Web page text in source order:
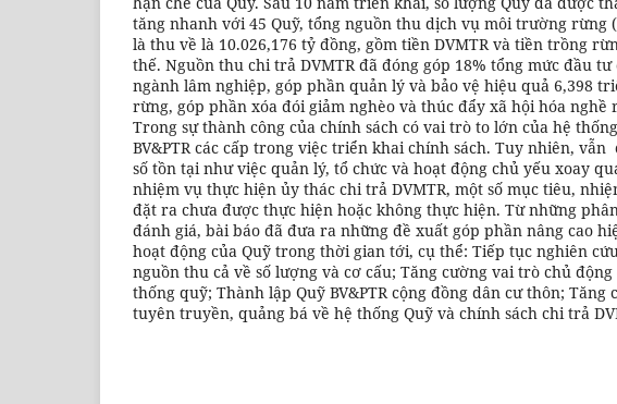
tăng nhanh với 45 Quỹ, tổng nguồn thu dịch vụ môi trường rừng
là thu về là 10.026,176 tỷ đồng, gồm tiền DVMTR và tiền trồng
thế. Nguồn thu chi trả DVMTR đã đóng góp 18% tổng mức đầu tư
ngành lâm nghiệp, góp phần quản lý và bảo vệ hiệu quả 6,398
rừng, góp phần xóa đói giảm nghèo và thúc đẩy xã hội hóa nghề
Trong sự thành công của chính sách có vai trò to lớn của hệ
BV&PTR các cấp trong việc triển khai chính sách. Tuy nhiên, vẫn
số tồn tại như việc quản lý, tổ chức và hoạt động chủ yếu xoay
nhiệm vụ thực hiện ủy thác chi trả DVMTR, một số mục tiêu,
đặt ra chưa được thực hiện hoặc không thực hiện. Từ những
đánh giá, bài báo đã đưa ra những đề xuất góp phần nâng cao
hoạt động của Quỹ trong thời gian tới, cụ thể: Tiếp tục nghiên
nguồn thu cả về số lượng và cơ cấu; Tăng cường vai trò chủ động
thống quỹ; Thành lập Quỹ BV&PTR cộng đồng dân cư thôn; Tăng
tuyên truyền, quảng bá về hệ thống Quỹ và chính sách chi trả